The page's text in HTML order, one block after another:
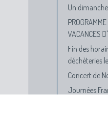
Un
VACANCES
Fin des
déchèteries
Concert de
Journées
19 octobre
APPEL A